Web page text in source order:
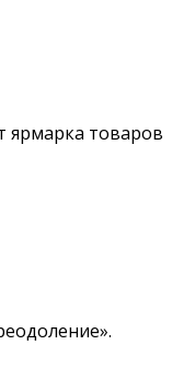
ярмарка товаров